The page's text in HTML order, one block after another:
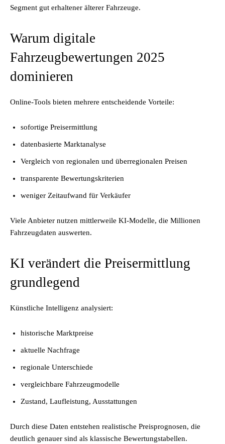
Segment gut erhaltener älterer Fahrzeuge.
Warum digitale
Fahrzeugbewertungen 2025
dominieren
Online-Tools bieten mehrere entscheidende Vorteile:
sofortige Preisermittlung
datenbasierte Marktanalyse
Vergleich von regionalen und überregionalen Preisen
transparente Bewertungskriterien
weniger Zeitaufwand für Verkäufer
Viele Anbieter nutzen mittlerweile KI-Modelle, die Millionen
Fahrzeugdaten auswerten.
KI verändert die Preisermittlung
grundlegend
Künstliche Intelligenz analysiert:
historische Marktpreise
aktuelle Nachfrage
regionale Unterschiede
vergleichbare Fahrzeugmodelle
Zustand, Laufleistung, Ausstattungen
Durch diese Daten entstehen realistische Preisprognosen, die
deutlich genauer sind als klassische Bewertungstabellen.